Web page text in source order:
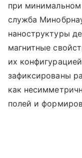
при минимальном
служба
наноструктуры
магнитные
их
зафиксированы
как
полей и